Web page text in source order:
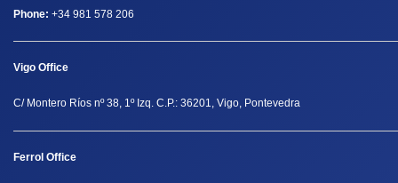
Phone: +34 981 578 206
Vigo Office
C/ Montero Ríos nº 38, 1º Izq. C.P.: 36201, Vigo, Pontevedra
Ferrol Office